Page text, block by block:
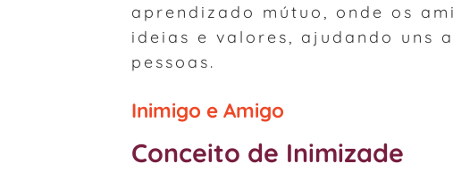
aprendizado mútuo, onde os
ideias e valores, ajudando uns
pessoas.
Inimigo e Amigo
Conceito de Inimizade